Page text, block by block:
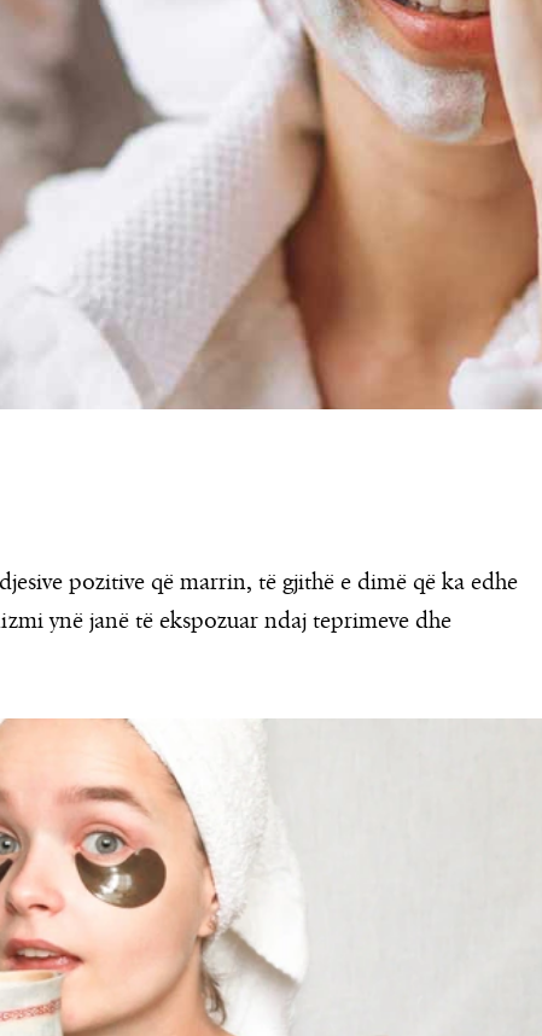
pozitive që marrin, të gjithë e dimë që ka edhe
ynë janë të ekspozuar ndaj teprimeve dhe